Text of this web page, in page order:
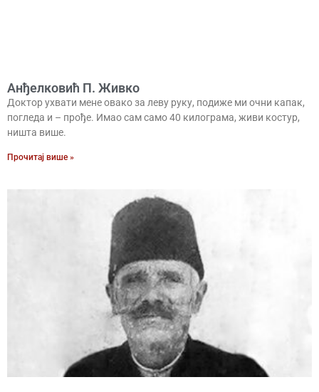
Анђелковић П. Живко
Доктор ухвати мене овако за леву руку, подиже ми очни капак,
погледа и – прође. Имао сам само 40 килограма, живи костур,
ништа више.
Прочитај више »